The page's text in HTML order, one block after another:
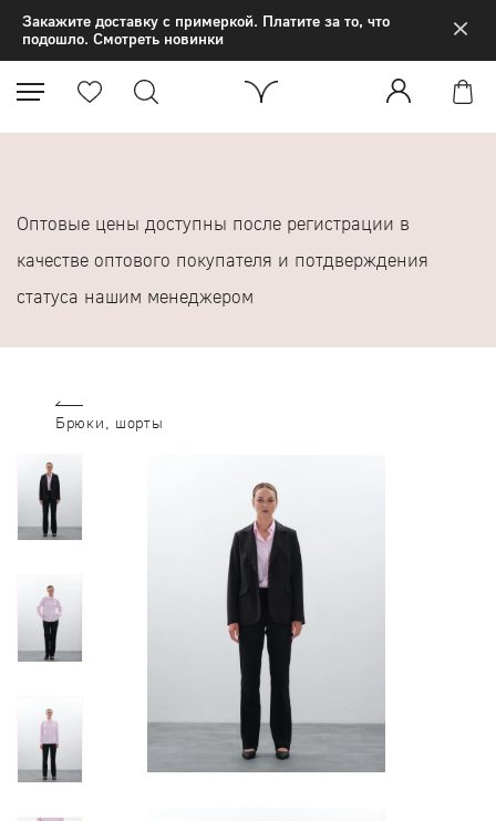
Закажите доставку с примеркой. Платите за то, что
подошло. Смотреть новинки
×
Оптовые цены доступны после регистрации в
качестве оптового покупателя и потдверждения
статуса нашим менеджером
Брюки, шорты